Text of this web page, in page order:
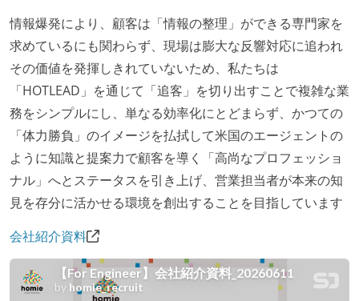
情報爆発により、顧客は「情報の整理」ができる専門家を
求めているにも関わらず、現場は膨大な反響対応に追われ
その価値を発揮しきれていないため、私たちは
「HOTLEAD」を通じて「追客」を切り出すことで複雑な業
務をシンプルにし、単なる効率化にとどまらず、かつての
「体力勝負」のイメージを払拭して米国のエージェントの
ように知識と提案力で顧客を導く「高尚なプロフェッショ
ナル」へとステータスを引き上げ、営業担当者が本来の知
見を存分に活かせる環境を創出することを目指しています
会社紹介資料